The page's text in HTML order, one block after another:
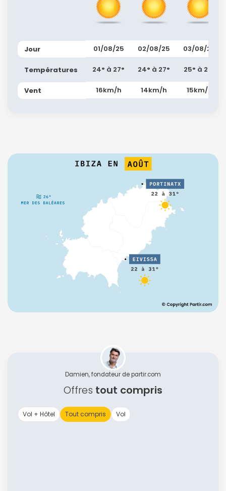
Jour
Températures
Vent
01/08/25
24° à 27°
16km/h
02/08/25
24° à 27°
14km/h
03/08/25
25° à 27°
15km/h
Damien, fondateur de partir.com
Offres tout compris
Vol + Hôtel Tout compris Vol